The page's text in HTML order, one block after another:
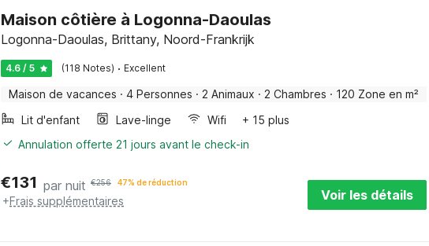
Maison côtière à Logonna-Daoulas
Logonna-Daoulas, Brittany, Noord-Frankrijk
4.6 / 5 (118 Notes) · Excellent
Maison de vacances · 4 Personnes · 2 Animaux · 2 Chambres · 120 Zone en m²
Lit d'enfant
Lave-linge Wifi
+ 15 plus
Annulation offerte 21 jours avant le check-in
€131 par nuit €256 47% de réduction
+Frais supplémentaires Voir les détails